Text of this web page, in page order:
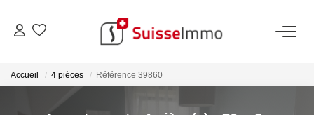
ACHETER
Découvrez Nos Biens À La Vente
Accueil 4 pièces Référence 39860